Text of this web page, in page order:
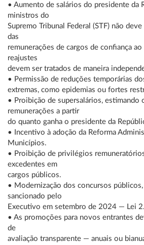
• Aumento de salários do presidente da
ministros do
Supremo Tribunal Federal (STF) não
das
remunerações de cargos de confiança
reajustes
devem ser tratados de maneira
• Permissão de reduções temporárias
extremas, como epidemias ou fortes
• Proibição de supersalários, estimando
remunerações a partir
do quanto ganha o presidente da
• Incentivo à adoção da Reforma
Municípios.
• Proibição de privilégios
excedentes em
cargos públicos.
• Modernização dos concursos
sancionado pelo
Executivo em setembro de 2024 — Lei
• As promoções para novos entrantes
de
avaliação transparente — anuais ou